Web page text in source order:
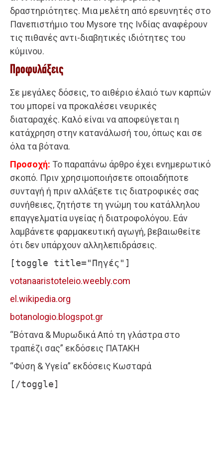
δραστηριότητες. Μια μελέτη από ερευνητές στο
Πανεπιστήμιο του Mysore της Ινδίας αναφέρουν
τις πιθανές αντι-διαβητικές ιδιότητες του
κύμινου.
Προφυλάξεις
Σε μεγάλες δόσεις, το αιθέριο έλαιό των καρπών
του μπορεί να προκαλέσει νευρικές
διαταραχές. Καλό είναι να αποφεύγεται η
κατάχρηση στην κατανάλωσή του, όπως και σε
όλα τα βότανα.
Προσοχή: Το παραπάνω άρθρο έχει ενημερωτικό
σκοπό. Πριν χρησιμοποιήσετε οποιαδήποτε
συνταγή ή πριν αλλάξετε τις διατροφικές σας
συνήθειες, ζητήστε τη γνώμη του κατάλληλου
επαγγελματία υγείας ή διατροφολόγου. Εάν
λαμβάνετε φαρμακευτική αγωγή, βεβαιωθείτε
ότι δεν υπάρχουν αλληλεπιδράσεις.
[toggle title="Πηγές"]
votanaaristoteleio.weebly.com
el.wikipedia.org
botanologio.blogspot.gr
“Βότανα & Μυρωδικά Από τη γλάστρα στο
τραπέζι σας” εκδόσεις ΠΑΤΑΚΗ
“Φύση & Υγεία” εκδόσεις Κωσταρά
[/toggle]